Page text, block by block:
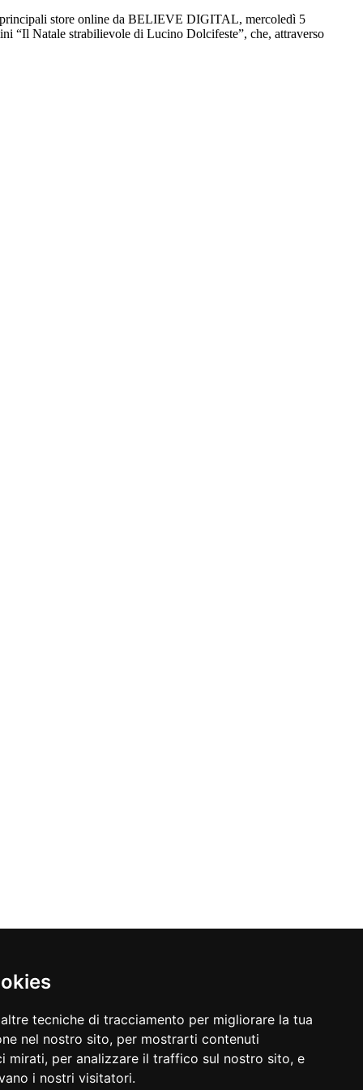
tecniche di tracciamento per migliorare la tua
nel nostro sito, per mostrarti contenuti
mirati, per analizzare il traffico sul nostro sito, e
i nostri visitatori.
store online da BELIEVE DIGITAL, mercoledì 5
“Il Natale strabilievole di Lucino Dolcifeste”, che, attraverso